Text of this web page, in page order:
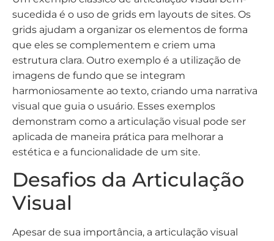
sucedida é o uso de grids em layouts de sites. Os
grids ajudam a organizar os elementos de forma
que eles se complementem e criem uma
estrutura clara. Outro exemplo é a utilização de
imagens de fundo que se integram
harmoniosamente ao texto, criando uma narrativa
visual que guia o usuário. Esses exemplos
demonstram como a articulação visual pode ser
aplicada de maneira prática para melhorar a
estética e a funcionalidade de um site.
Desafios da Articulação
Visual
Apesar de sua importância, a articulação visual